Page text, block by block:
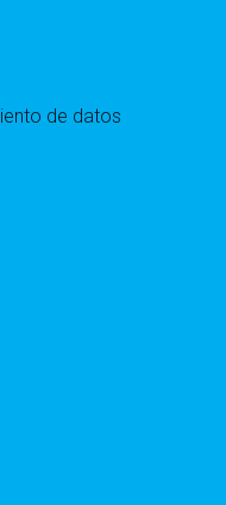
de datos